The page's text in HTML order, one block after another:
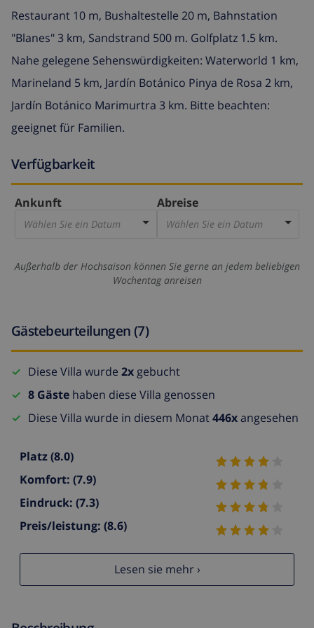
Restaurant 10 m, Bushaltestelle 20 m, Bahnstation
"Blanes" 3 km, Sandstrand 500 m. Golfplatz 1.5 km.
Nahe gelegene Sehenswürdigkeiten: Waterworld 1 km,
Marineland 5 km, Jardín Botánico Pinya de Rosa 2 km,
Jardín Botánico Marimurtra 3 km. Bitte beachten:
geeignet für Familien.
Verfügbarkeit
Ankunft
Wählen Sie ein Datum
Abreise
Wählen Sie ein Datum
Außerhalb der Hochsaison können Sie gerne an jedem beliebigen
Wochentag anreisen
Gästebeurteilungen (7)
Diese Villa wurde 2xgebucht
8 Gäste haben diese Villa genossen
Diese Villa wurde in diesem Monat446xangesehen
Platz(8.0)
Komfort: (7.9)
Eindruck: (7.3)
Preis/leistung: (8.6)
Lesen sie mehr ›